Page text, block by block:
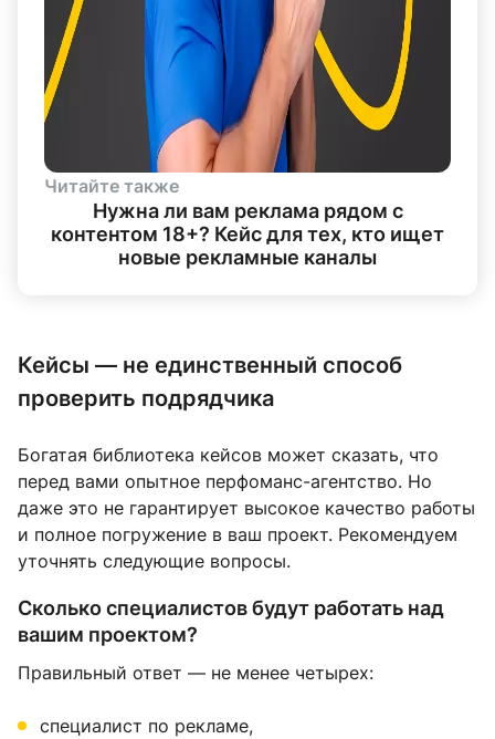
Читайте также
Нужна ли вам реклама рядом с
контентом 18+? Кейс для тех, кто ищет
новые рекламные каналы
Кейсы — не единственный способ
проверить подрядчика
Богатая библиотека кейсов может сказать, что
перед вами опытное перфоманс-агентство. Но
даже это не гарантирует высокое качество работы
и полное погружение в ваш проект. Рекомендуем
уточнять следующие вопросы.
Сколько специалистов будут работать над
вашим проектом?
Правильный ответ — не менее четырех:
специалист по рекламе,